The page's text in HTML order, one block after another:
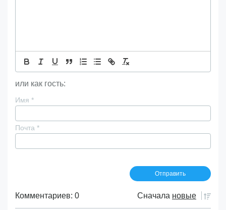
или как гость:
Имя *
Почта *
Комментариев: 0 Сначала новые